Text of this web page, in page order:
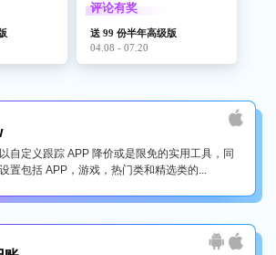
评论有奖
送 99 份半年高级版
04.08 - 07.20
自定义跟踪 APP 降价或是限免的实用工具，同
置包括 APP，游戏，热门类和精选类的...